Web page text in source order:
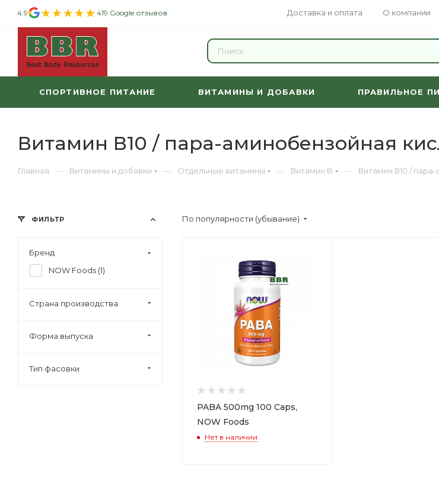
Доставка и оплата О компании
4.9 419 Google отзывов
СПОРТИВНОЕ ПИТАНИЕ ВИТАМИНЫ И ДОБАВКИ ПРАВИЛЬНОЕ
Витамин В10 / пара-аминобензойная
Главная — Витамины и добавки — Отдельные витамины — Витамин B — Витамин В10 /
По популярности (убывание)
PABA 500mg 100 Caps,
NOW Foods
Нет в наличии
ФИЛЬТР
Бренд
NOW Foods (1)
Страна производства
Форма выпуска
Тип фасовки